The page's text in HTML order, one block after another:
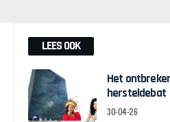
LEES OOK
Het
hersteldebat
30-04-26